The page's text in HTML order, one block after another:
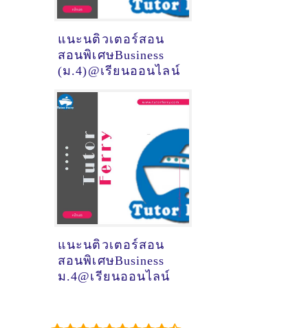
แนะนติวเตอร์สอน
สอนพิเศษBusiness
(ม.4)@เรียนออนไลน์
แนะนติวเตอร์สอน
สอนพิเศษBusiness
ม.4@เรียนออนไลน์